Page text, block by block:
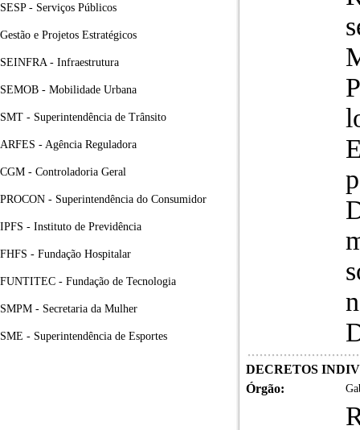
SESP - Serviços Públicos
Gestão e Projetos Estratégicos
SEINFRA - Infraestrutura
SEMOB - Mobilidade Urbana
SMT - Superintendência de Trânsito
ARFES - Agência Reguladora
CGM - Controladoria Geral
PROCON - Superintendência do Consumidor
IPFS - Instituto de Previdência
FHFS - Fundação Hospitalar
FUNTITEC - Fundação de Tecnologia
SMPM - Secretaria da Mulher
SME - Superintendência de Esportes
DECRETOS
Órgão: